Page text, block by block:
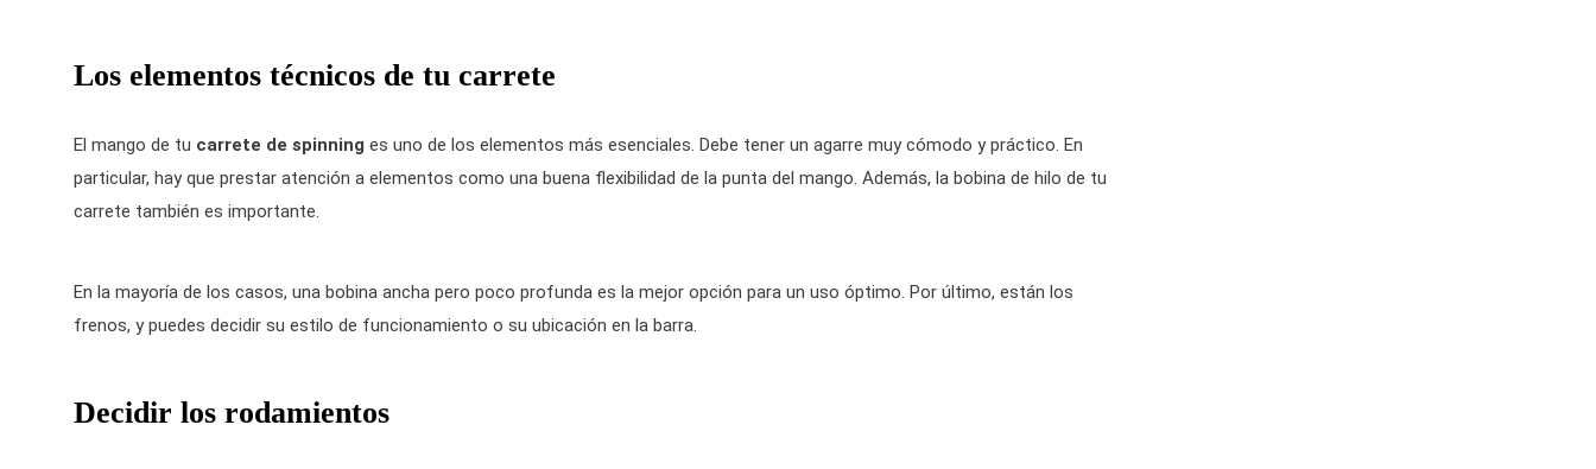
Los elementos técnicos de tu carrete
El mango de tu carrete de spinning es uno de los elementos más esenciales. Debe tener un agarre muy cómodo y práctico. En
particular, hay que prestar atención a elementos como una buena flexibilidad de la punta del mango. Además, la bobina de hilo de tu
carrete también es importante.
En la mayoría de los casos, una bobina ancha pero poco profunda es la mejor opción para un uso óptimo. Por último, están los
frenos, y puedes decidir su estilo de funcionamiento o su ubicación en la barra.
Decidir los rodamientos